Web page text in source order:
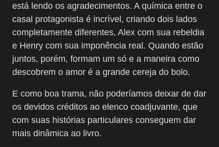
está lendo os agradecimentos. A química entre o
casal protagonista é incrível, criando dois lados
completamente diferentes, Alex com sua rebeldia
e Henry com sua imponência real. Quando estão
juntos, porém, formam um só e a maneira como
descobrem o amor é a grande cereja do bolo.
E como boa trama, não poderíamos deixar de dar
os devidos créditos ao elenco coadjuvante, que
com suas histórias particulares conseguem dar
mais dinâmica ao livro.